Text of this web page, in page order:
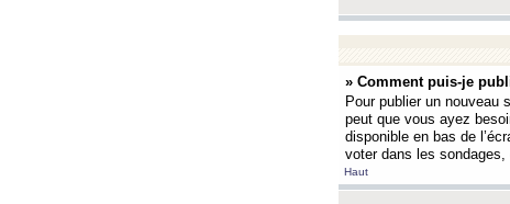
» Comment puis-je
Pour publier un nouveau
peut que vous ayez
disponible en bas de
voter dans les sondages,
Haut